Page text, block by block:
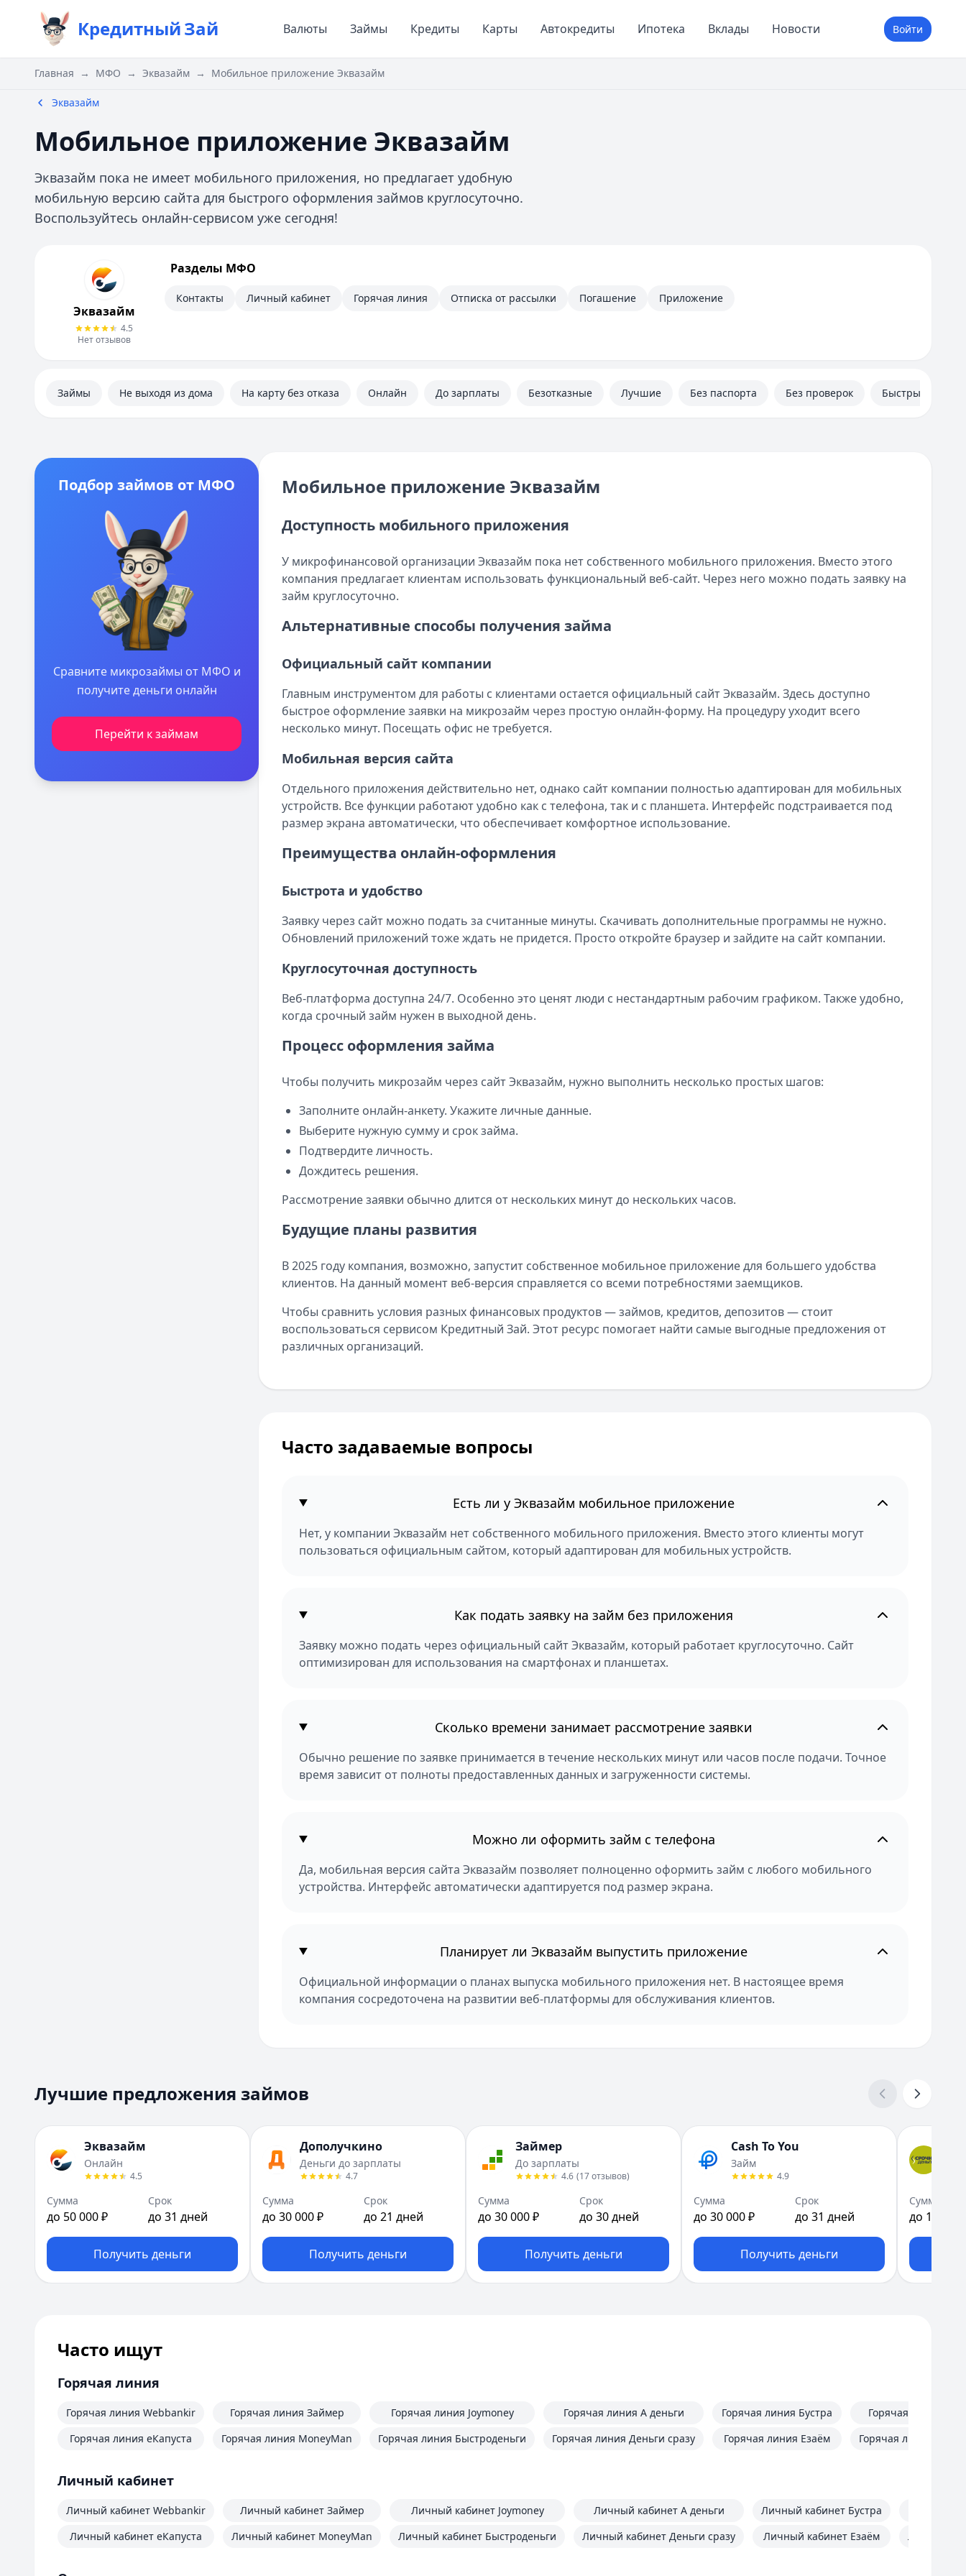
КредитныйЗай Валюты Займы Кредиты Карты Автокредиты Ипотека Вклады Новости Войти
Главная → МФО → Эквазайм → Мобильное приложение Эквазайм
Эквазайм
Мобильное приложение Эквазайм
Эквазайм пока не имеет мобильного приложения, но предлагает удобную
мобильную версию сайта для быстрого оформления займов круглосуточно.
Воспользуйтесь онлайн-сервисом уже сегодня!
Информация
Эквазайм
4.5
Нет отзывов
Разделы МФО
Контакты Личный кабинет Горячая линия Отписка от рассылки Погашение Приложение
Займы Не выходя из дома На карту без отказа Онлайн До зарплаты Безотказные Лучшие Без паспорта Без проверок Быстрые
Подбор займов от МФО
Сравните микрозаймы от МФО и
получите деньги онлайн
Перейти к займам
Мобильное приложение Эквазайм
Доступность мобильного приложения
У микрофинансовой организации Эквазайм пока нет собственного мобильного приложения. Вместо этого
компания предлагает клиентам использовать функциональный веб-сайт. Через него можно подать заявку на
займ круглосуточно.
Альтернативные способы получения займа
Официальный сайт компании
Главным инструментом для работы с клиентами остается официальный сайт Эквазайм. Здесь доступно
быстрое оформление заявки на микрозайм через простую онлайн-форму. На процедуру уходит всего
несколько минут. Посещать офис не требуется.
Мобильная версия сайта
Отдельного приложения действительно нет, однако сайт компании полностью адаптирован для мобильных
устройств. Все функции работают удобно как с телефона, так и с планшета. Интерфейс подстраивается под
размер экрана автоматически, что обеспечивает комфортное использование.
Преимущества онлайн-оформления
Быстрота и удобство
Заявку через сайт можно подать за считанные минуты. Скачивать дополнительные программы не нужно.
Обновлений приложений тоже ждать не придется. Просто откройте браузер и зайдите на сайт компании.
Круглосуточная доступность
Веб-платформа доступна 24/7. Особенно это ценят люди с нестандартным рабочим графиком. Также удобно,
когда срочный займ нужен в выходной день.
Процесс оформления займа
Чтобы получить микрозайм через сайт Эквазайм, нужно выполнить несколько простых шагов:
Заполните онлайн-анкету. Укажите личные данные.
Выберите нужную сумму и срок займа.
Подтвердите личность.
Дождитесь решения.
Рассмотрение заявки обычно длится от нескольких минут до нескольких часов.
Будущие планы развития
В 2025 году компания, возможно, запустит собственное мобильное приложение для большего удобства
клиентов. На данный момент веб-версия справляется со всеми потребностями заемщиков.
Чтобы сравнить условия разных финансовых продуктов — займов, кредитов, депозитов — стоит
воспользоваться сервисом Кредитный Зай. Этот ресурс помогает найти самые выгодные предложения от
различных организаций.
Часто задаваемые вопросы
Есть ли у Эквазайм мобильное приложение
Нет, у компании Эквазайм нет собственного мобильного приложения. Вместо этого клиенты могут
пользоваться официальным сайтом, который адаптирован для мобильных устройств.
Как подать заявку на займ без приложения
Заявку можно подать через официальный сайт Эквазайм, который работает круглосуточно. Сайт
оптимизирован для использования на смартфонах и планшетах.
Сколько времени занимает рассмотрение заявки
Обычно решение по заявке принимается в течение нескольких минут или часов после подачи. Точное
время зависит от полноты предоставленных данных и загруженности системы.
Можно ли оформить займ с телефона
Да, мобильная версия сайта Эквазайм позволяет полноценно оформить займ с любого мобильного
устройства. Интерфейс автоматически адаптируется под размер экрана.
Планирует ли Эквазайм выпустить приложение
Официальной информации о планах выпуска мобильного приложения нет. В настоящее время
компания сосредоточена на развитии веб-платформы для обслуживания клиентов.
Лучшие предложения займов
Эквазайм
Онлайн
4.5
Сумма
до 50 000 ₽
Срок
до 31 дней
Получить деньги
Дополучкино
Деньги до зарплаты
4.7
Сумма
до 30 000 ₽
Срок
до 21 дней
Получить деньги
Займер
До зарплаты
4.6 (17отзывов)
Сумма
до 30 000 ₽
Срок
до 30 дней
Получить деньги
Cash To You
Займ
4.9
Сумма
до 30 000 ₽
Срок
до 31 дней
Получить деньги
Сумма
до 15 000
Часто ищут
Горячая линия
Горячая линия Webbankir
Горячая линия еКапуста
Горячая линия Займер
Горячая линия MoneyMan
Горячая линия Joymoney
Горячая линия Быстроденьги
Горячая линия А деньги
Горячая линия Деньги сразу
Горячая линия Бустра
Горячая линия Езаём
Горячая линия
Горячая линия
Личный кабинет
Личный кабинет Webbankir
Личный кабинет еКапуста
Личный кабинет Займер
Личный кабинет MoneyMan
Личный кабинет Joymoney
Личный кабинет Быстроденьги
Личный кабинет А деньги
Личный кабинет Деньги сразу
Личный кабинет Бустра
Личный кабинет Езаём
Личный